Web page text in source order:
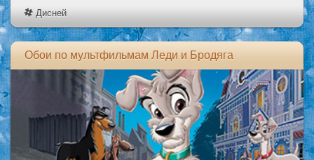
Дисней
Обои по мультфильмам Леди и Бродяга